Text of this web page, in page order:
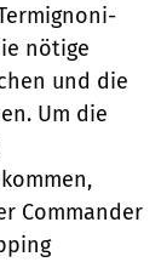
nötige
und die
Um die
Commander